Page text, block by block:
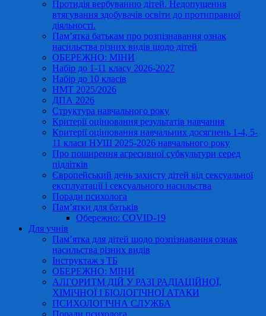
Протидія вербуванню дітей. Недопущення
втягування здобувачів освіти до протиправної
діяльності.
Пам’ятка батькам про розпізнавання ознак
насильства різних видів щодо дітей
ОБЕРЕЖНО: МІНИ
Набір до 1-11 класу 2026-2027
Набір до 10 класів
НМТ 2025/2026
ДПА 2026
Структура навчального року
Критерії оцінювання результатів навчання
Критерії оцінювання навчальних досягнень 1-4, 5-
11 класи НУШ 2025-2026 навчального року
Про поширення агресивної субкультури серед
підлітків
Європейський день захисту дітей від сексуальної
експлуатації і сексуального насильства
Поради психолога
Пам’ятки для батьків
Обережно: COVID-19
Для учнів
Пам’ятка для дітей щодо розпізнавання ознак
насильства різних видів
Інструктаж з ТБ
ОБЕРЕЖНО: МІНИ
АЛГОРИТМ ДІЙ У РАЗІ РАДІАЦІЙНОЇ,
ХІМІЧНОЇ І БІОЛОГІЧНОЇ АТАКИ
ПСИХОЛОГІЧНА СЛУЖБА
Поради психолога